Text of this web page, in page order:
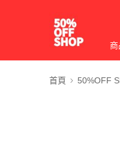
商
首頁 50%OFF